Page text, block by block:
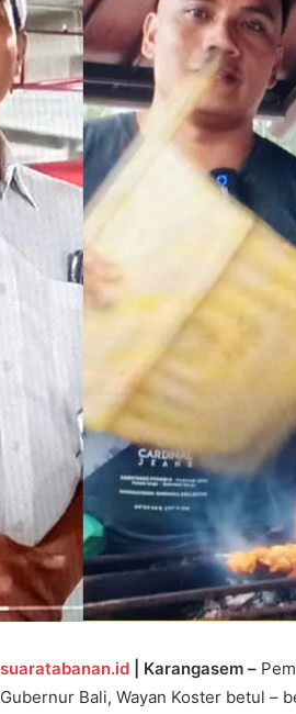
suaratabanan.id | Karangasem –
Gubernur Bali, Wayan Koster betul –